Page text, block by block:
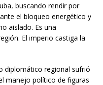
buscando rendir por
el bloqueo energético y
aislado. Es una
El imperio castiga la
diplomático regional sufrió
manejo político de figuras